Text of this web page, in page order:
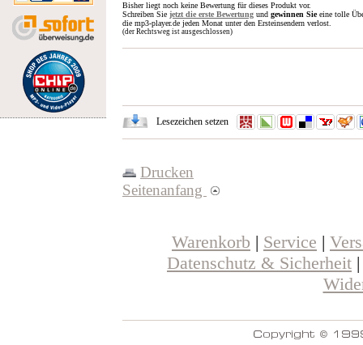
Bisher liegt noch keine Bewertung für dieses Produkt vor.
Schreiben Sie jetzt die erste Bewertung und gewinnen Sieeine tolle
die mp3-player.de jeden Monat unter den Ersteinsendern verlost.
(der Rechtsweg ist ausgeschlossen)
Lesezeichen setzen
Drucken
Seitenanfang
Warenkorb | Service |
Datenschutz & Sicherheit